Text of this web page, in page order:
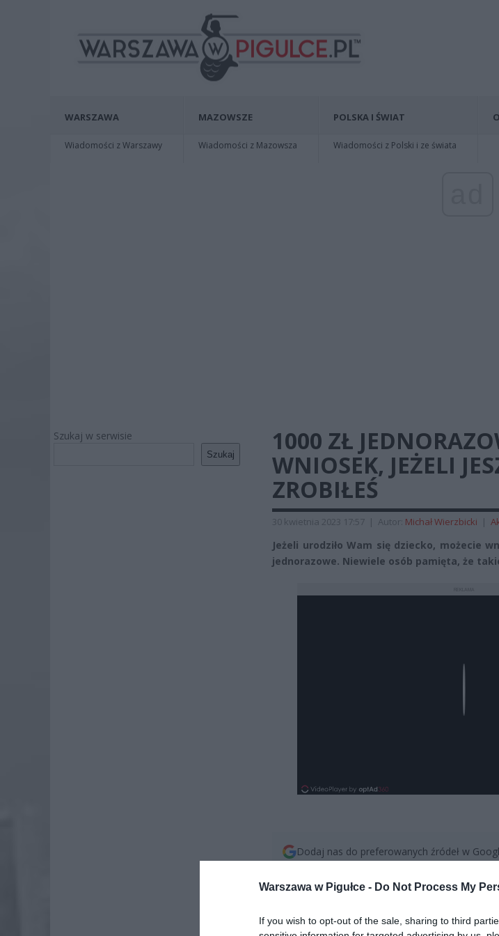
Warszawa w Pigułce - Do Not Process My
If you wish to opt-out of the sale, sharing to third
WARSZAWA
Wiadomości z Warszawy
MAZOWSZE
Wiadomości z Mazowsza
POLSKA I ŚWIAT
Wiadomości z Polski i ze świata
Szukaj w serwisie
Szukaj
1000 ZŁ
WNIOSEK, JEŻELI
ZROBIŁEŚ
30 kwietnia 2023 17:57 | Autor: Michał Wierzbicki |
Jeżeli urodziło Wam się dziecko, możecie
jednorazowe. Niewiele osób pamięta, że
Dodaj nas do preferowanych źródeł w